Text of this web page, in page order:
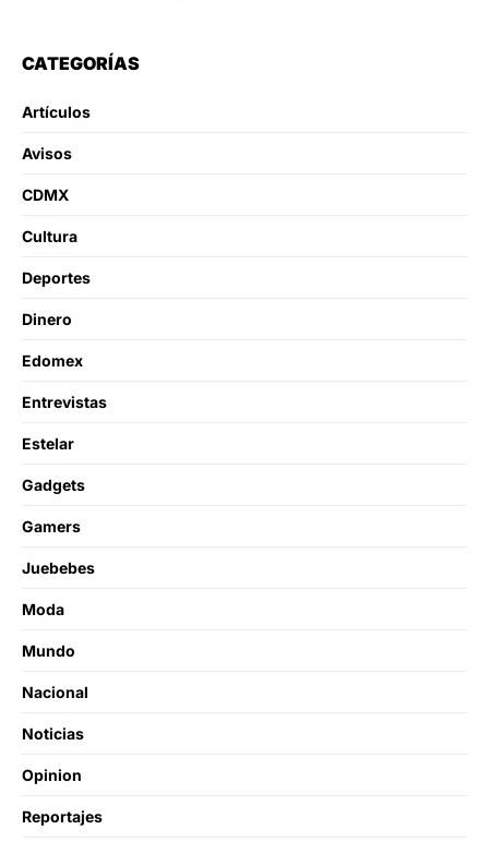
CATEGORÍAS
Artículos
Avisos
CDMX
Cultura
Deportes
Dinero
Edomex
Entrevistas
Estelar
Gadgets
Gamers
Juebebes
Moda
Mundo
Nacional
Noticias
Opinion
Reportajes